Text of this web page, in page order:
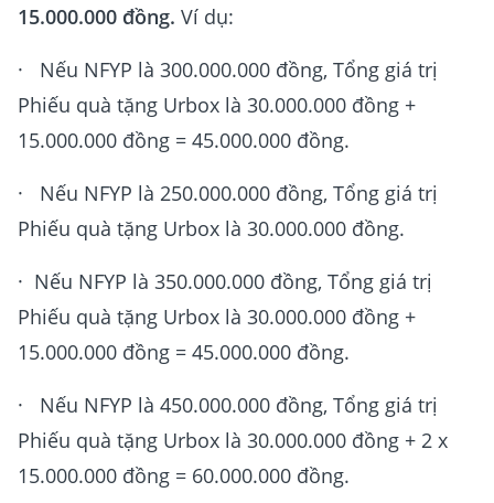
15.000.000 đồng. Ví dụ:
· Nếu NFYP là 300.000.000 đồng, Tổng giá trị
Phiếu quà tặng Urbox là 30.000.000 đồng +
15.000.000 đồng = 45.000.000 đồng.
· Nếu NFYP là 250.000.000 đồng, Tổng giá trị
Phiếu quà tặng Urbox là 30.000.000 đồng.
· Nếu NFYP là 350.000.000 đồng, Tổng giá trị
Phiếu quà tặng Urbox là 30.000.000 đồng +
15.000.000 đồng = 45.000.000 đồng.
· Nếu NFYP là 450.000.000 đồng, Tổng giá trị
Phiếu quà tặng Urbox là 30.000.000 đồng + 2 x
15.000.000 đồng = 60.000.000 đồng.